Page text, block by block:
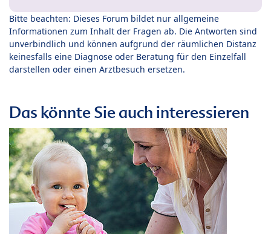
Bitte beachten: Dieses Forum bildet nur allgemeine
Informationen zum Inhalt der Fragen ab. Die Antworten sind
unverbindlich und können aufgrund der räumlichen Distanz
keinesfalls eine Diagnose oder Beratung für den Einzelfall
darstellen oder einen Arztbesuch ersetzen.
Das könnte Sie auch interessieren